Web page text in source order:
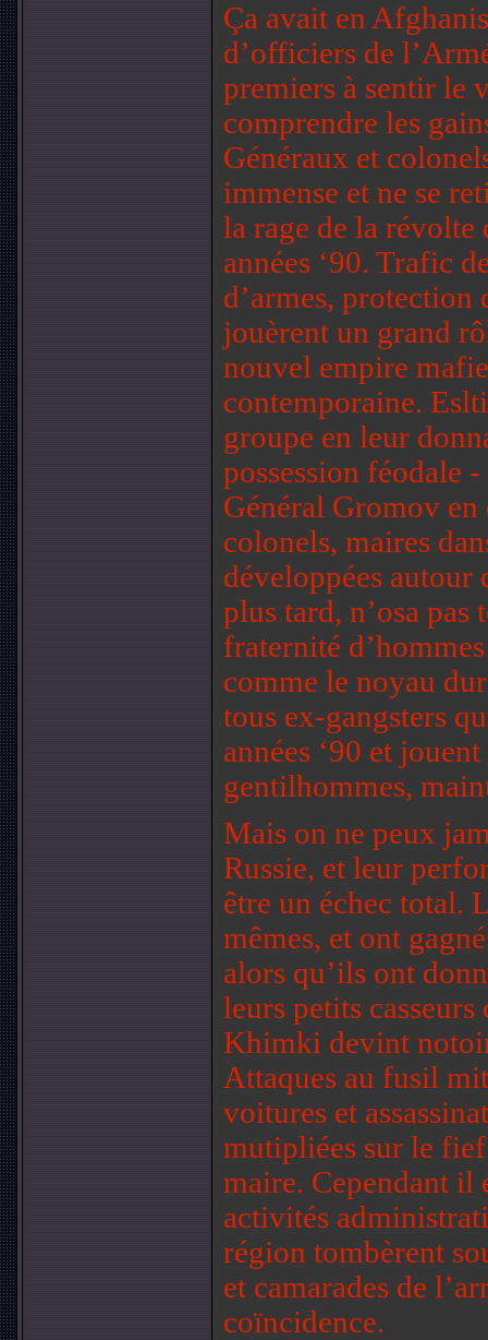
Ça avait en
d’officiers de
premiers à sentir le
comprendre les
Généraux et
immense et ne se
la rage de la révolte
années ‘90. Trafic
d’armes, protection
jouèrent un grand
nouvel empire
contemporaine.
groupe en leur
possession féodale
Général Gromov
colonels, maires
développées autour
plus tard, n’osa pas
fraternité
comme le noyau
tous ex-gangsters
années ‘90 et
gentilhommes,
Mais on ne peux
Russie, et leur
être un échec total.
mêmes, et ont
alors qu’ils ont
leurs petits
Khimki devint
Attaques au fusil
voitures et
mutipliées sur le
maire. Cependant il
activités
région tombèrent
et camarades de
coïncidence.